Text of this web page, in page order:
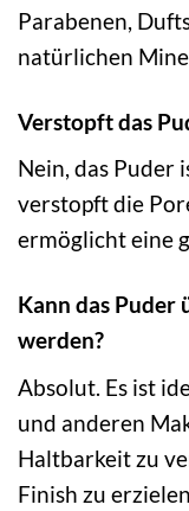
Parabenen,
natürlichen
Verstopft das
Nein, das Puder
verstopft die
ermöglicht eine
Kann das Puder
werden?
Absolut. Es ist
und anderen
Haltbarkeit zu
Finish zu